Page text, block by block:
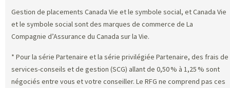
Gestion de placements Canada Vie et le symbole social, et Canada Vie
et le symbole social sont des marques de commerce de La
Compagnie d’Assurance du Canada sur la Vie.
* Pour la série Partenaire et la série privilégiée Partenaire, des frais de
services-conseils et de gestion (SCG) allant de 0,50 % à 1,25 % sont
négociés entre vous et votre conseiller. Le RFG ne comprend pas ces